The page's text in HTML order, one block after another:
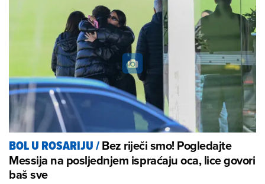
BOL U ROSARIJU/Bez riječi smo! Pogledajte
Messija na posljednjem ispraćaju oca, lice govori
baš sve